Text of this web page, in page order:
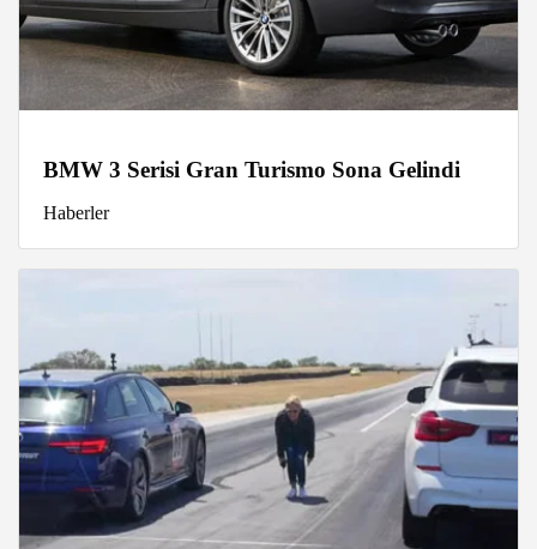
BMW 3 Serisi Gran Turismo Sona Gelindi
Haberler